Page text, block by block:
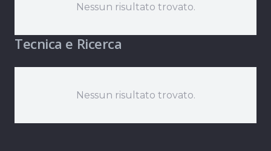
Nessun risultato trovato.
Tecnica e Ricerca
Nessun risultato trovato.